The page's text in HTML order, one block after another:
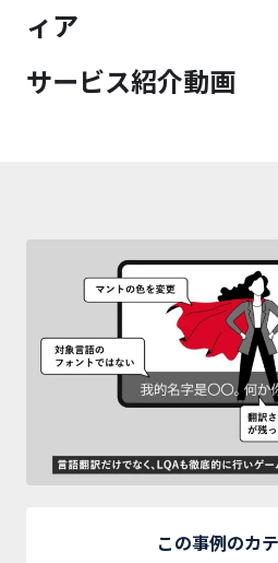
ィア
サービス紹介動画
この事例のカ